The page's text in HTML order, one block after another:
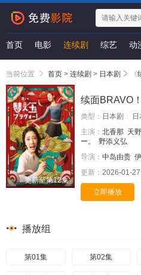
首页 电影 连续剧 综艺 动
当前位置 首页 > 连续剧 > 日本剧 《
更新至第12集
续面BRAVO！
类型： 日本剧
主演： 北香那 天
ー。
野添义弘
导演： 中岛由贵
更新： 2026-01-
立即播放
播放组
第01集 第02集